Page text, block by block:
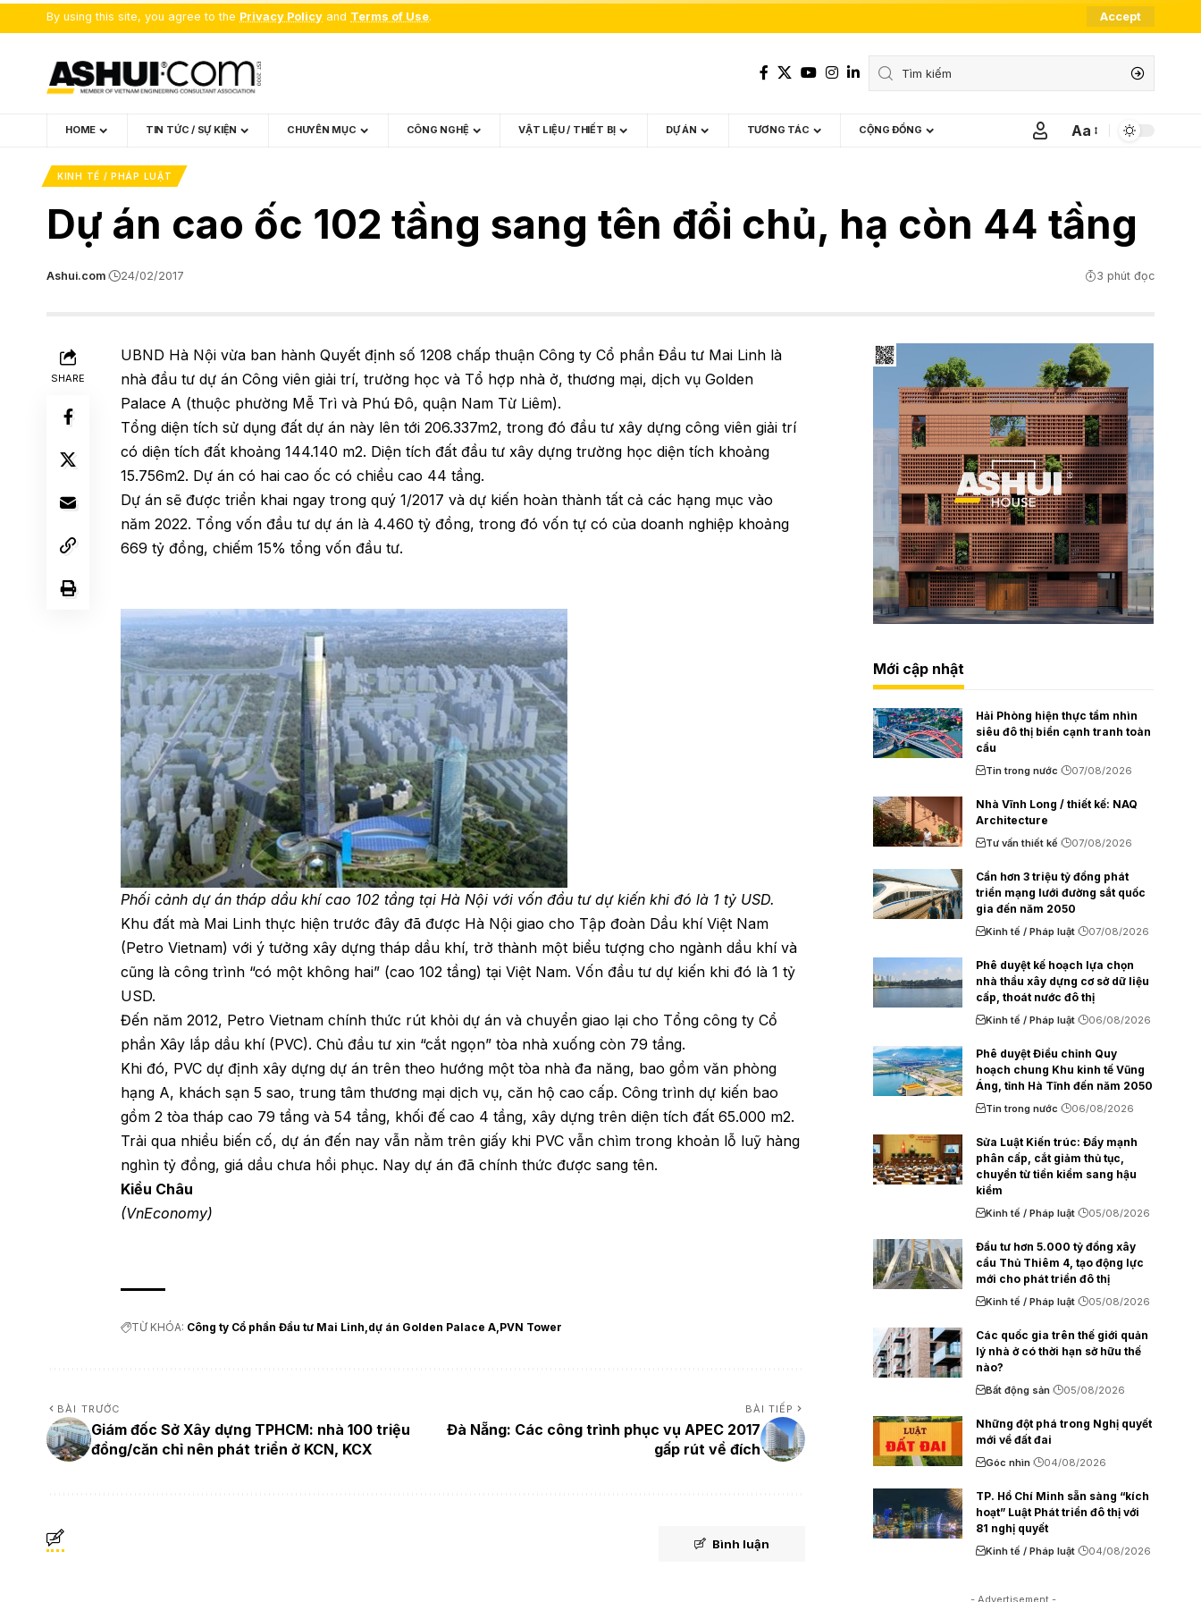
By using this site, you agree to the Privacy Policy and Terms of Use. Accept
HOME TIN TỨC / SỰ KIỆN CHUYÊN MỤC CÔNG NGHỆ VẬT LIỆU / THIẾT BỊ DỰ ÁN TƯƠNG TÁC CỘNG ĐỒNG
Font
Aa
KINH TẾ / PHÁP LUẬT
Dự án cao ốc 102 tầng sang tên đổi chủ, hạ còn 44 tầng
Ashui.com 24/02/2017 3 phút đọc
SHARE
UBND Hà Nội vừa ban hành Quyết định số 1208 chấp thuận Công ty Cổ phần Đầu tư Mai Linh là
nhà đầu tư dự án Công viên giải trí, trường học và Tổ hợp nhà ở, thương mại, dịch vụ Golden
Palace A (thuộc phường Mễ Trì và Phú Đô, quận Nam Từ Liêm).
Tổng diện tích sử dụng đất dự án này lên tới 206.337m2, trong đó đầu tư xây dựng công viên giải trí
có diện tích đất khoảng 144.140 m2. Diện tích đất đầu tư xây dựng trường học diện tích khoảng
15.756m2. Dự án có hai cao ốc có chiều cao 44 tầng.
Dự án sẽ được triển khai ngay trong quý 1/2017 và dự kiến hoàn thành tất cả các hạng mục vào
năm 2022. Tổng vốn đầu tư dự án là 4.460 tỷ đồng, trong đó vốn tự có của doanh nghiệp khoảng
669 tỷ đồng, chiếm 15% tổng vốn đầu tư.
Phối cảnh dự án tháp dầu khí cao 102 tầng tại Hà Nội với vốn đầu tư dự kiến khi đó là 1 tỷ USD.
Khu đất mà Mai Linh thực hiện trước đây đã được Hà Nội giao cho Tập đoàn Dầu khí Việt Nam
(Petro Vietnam) với ý tưởng xây dựng tháp dầu khí, trở thành một biểu tượng cho ngành dầu khí và
cũng là công trình “có một không hai” (cao 102 tầng) tại Việt Nam. Vốn đầu tư dự kiến khi đó là 1 tỷ
USD.
Đến năm 2012, Petro Vietnam chính thức rút khỏi dự án và chuyển giao lại cho Tổng công ty Cổ
phần Xây lắp dầu khí (PVC). Chủ đầu tư xin “cắt ngọn” tòa nhà xuống còn 79 tầng.
Khi đó, PVC dự định xây dựng dự án trên theo hướng một tòa nhà đa năng, bao gồm văn phòng
hạng A, khách sạn 5 sao, trung tâm thương mại dịch vụ, căn hộ cao cấp. Công trình dự kiến bao
gồm 2 tòa tháp cao 79 tầng và 54 tầng, khối đế cao 4 tầng, xây dựng trên diện tích đất 65.000 m2.
Trải qua nhiều biến cố, dự án đến nay vẫn nằm trên giấy khi PVC vẫn chìm trong khoản lỗ luỹ hàng
nghìn tỷ đồng, giá dầu chưa hồi phục. Nay dự án đã chính thức được sang tên.
Kiều Châu
(VnEconomy)
TỪ KHÓA: Công ty Cổ phần Đầu tư Mai Linh dự án Golden Palace A PVN Tower
BÀI TRƯỚC
Giám đốc Sở Xây dựng TPHCM: nhà 100 triệu
đồng/căn chỉ nên phát triển ở KCN, KCX
BÀI TIẾP
Đà Nẵng: Các công trình phục vụ APEC 2017
gấp rút về đích
Bình luận
Mới cập nhật
Hải Phòng hiện thực tầm nhìn
siêu đô thị biển cạnh tranh toàn
cầu
Tin trong nước 07/08/2026
Nhà Vĩnh Long / thiết kế: NAQ
Architecture
Tư vấn thiết kế 07/08/2026
Cần hơn 3 triệu tỷ đồng phát
triển mạng lưới đường sắt quốc
gia đến năm 2050
Kinh tế / Pháp luật 07/08/2026
Phê duyệt kế hoạch lựa chọn
nhà thầu xây dựng cơ sở dữ liệu
cấp, thoát nước đô thị
Kinh tế / Pháp luật 06/08/2026
Phê duyệt Điều chỉnh Quy
hoạch chung Khu kinh tế Vũng
Áng, tỉnh Hà Tĩnh đến năm 2050
Tin trong nước 06/08/2026
Sửa Luật Kiến trúc: Đẩy mạnh
phân cấp, cắt giảm thủ tục,
chuyển từ tiền kiểm sang hậu
kiểm
Kinh tế / Pháp luật 05/08/2026
Đầu tư hơn 5.000 tỷ đồng xây
cầu Thủ Thiêm 4, tạo động lực
mới cho phát triển đô thị
Kinh tế / Pháp luật 05/08/2026
Các quốc gia trên thế giới quản
lý nhà ở có thời hạn sở hữu thế
nào?
Bất động sản 05/08/2026
Những đột phá trong Nghị quyết
mới về đất đai
Góc nhìn 04/08/2026
TP. Hồ Chí Minh sẵn sàng “kích
hoạt” Luật Phát triển đô thị với
81 nghị quyết
Kinh tế / Pháp luật 04/08/2026
- Advertisement -